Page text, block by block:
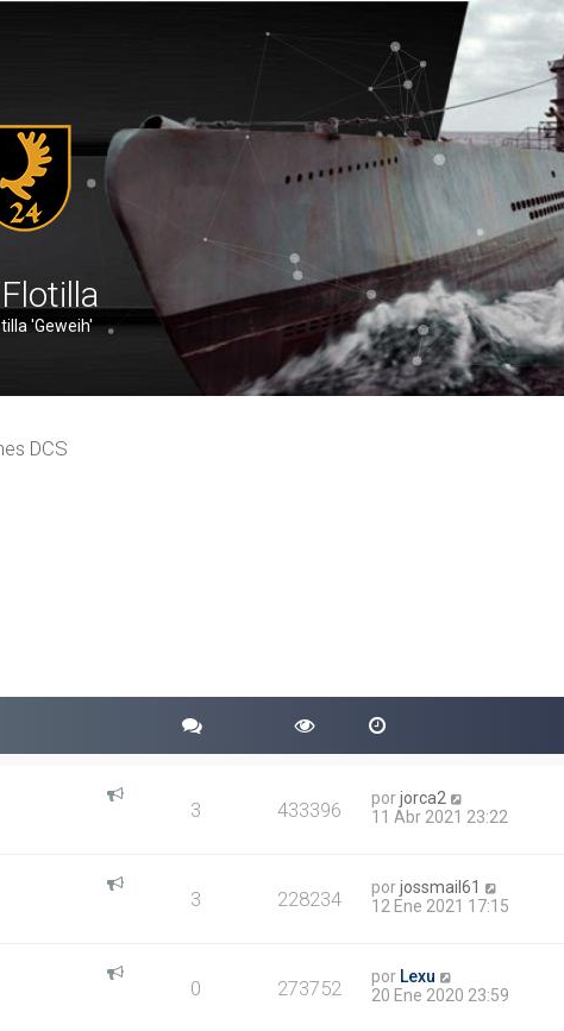
'Geweih'
DCS
3 433396 porjorca2
11 Abr 2021 23:22
3 228234 porjossmail61
12 Ene 2021 17:15
0 273752 por Lexu
20 Ene 2020 23:59